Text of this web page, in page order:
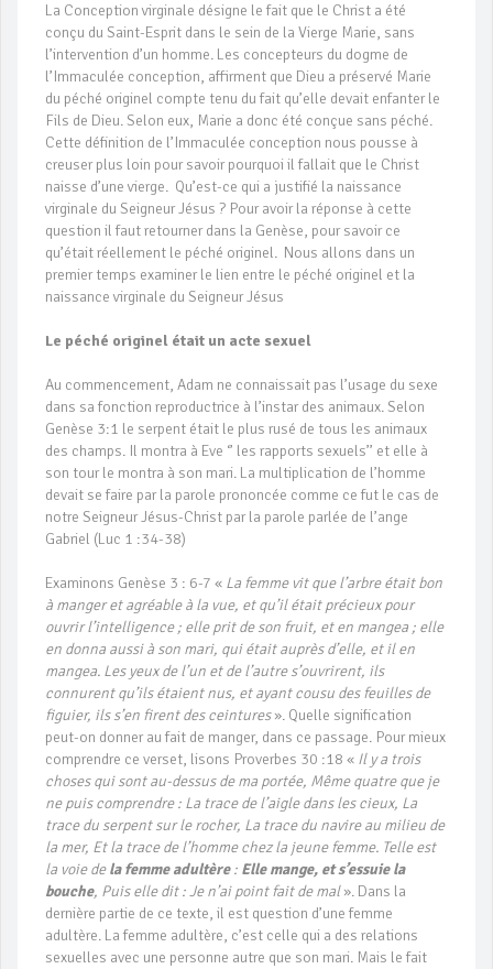
La Conception virginale désigne le fait que le Christ a été
conçu du Saint-Esprit dans le sein de la Vierge Marie, sans
l’intervention d’un homme. Les concepteurs du dogme de
l’Immaculée conception, affirment que Dieu a préservé Marie
du péché originel compte tenu du fait qu’elle devait enfanter le
Fils de Dieu. Selon eux, Marie a donc été conçue sans péché.
Cette définition de l’Immaculée conception nous pousse à
creuser plus loin pour savoir pourquoi il fallait que le Christ
naisse d’une vierge. Qu’est-ce qui a justifié la naissance
virginale du Seigneur Jésus ? Pour avoir la réponse à cette
question il faut retourner dans la Genèse, pour savoir ce
qu’était réellement le péché originel. Nous allons dans un
premier temps examiner le lien entre le péché originel et la
naissance virginale du Seigneur Jésus
Le péché originel était un acte sexuel
Au commencement, Adam ne connaissait pas l’usage du sexe
dans sa fonction reproductrice à l’instar des animaux. Selon
Genèse 3:1 le serpent était le plus rusé de tous les animaux
des champs. Il montra à Eve ‘’ les rapports sexuels’’ et elle à
son tour le montra à son mari. La multiplication de l’homme
devait se faire par la parole prononcée comme ce fut le cas de
notre Seigneur Jésus-Christ par la parole parlée de l’ange
Gabriel (Luc 1 :34-38)
Examinons Genèse 3 : 6-7 « La femme vit que l’arbre était bon
à manger et agréable à la vue, et qu’il était précieux pour
ouvrir l’intelligence ; elle prit de son fruit, et en mangea ; elle
en donna aussi à son mari, qui était auprès d’elle, et il en
mangea. Les yeux de l’un et de l’autre s’ouvrirent, ils
connurent qu’ils étaient nus, et ayant cousu des feuilles de
figuier, ils s’en firent des ceintures». Quelle signification
peut-on donner au fait de manger, dans ce passage. Pour mieux
comprendre ce verset, lisons Proverbes 30 :18 « Il y a trois
choses qui sont au-dessus de ma portée, Même quatre que je
ne puis comprendre : La trace de l’aigle dans les cieux, La
trace du serpent sur le rocher, La trace du navire au milieu de
la mer, Et la trace de l’homme chez la jeune femme. Telle est
la voie dela femme adultère: Elle mange, et s’essuie la
bouche, Puis elle dit : Je n’ai point fait de mal». Dans la
dernière partie de ce texte, il est question d’une femme
adultère. La femme adultère, c’est celle qui a des relations
sexuelles avec une personne autre que son mari. Mais le fait